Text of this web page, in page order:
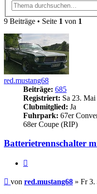
9 Beiträge • Seite 1 von 1
red.mustang68
Beiträge: 685
Registriert: Sa 23.
Clubmitglied: Ja
Fuhrpark: 67er
68er Coupe (RIP)
Batterietrennschalter
Beitrag
von red.mustang68 » Fr 3.